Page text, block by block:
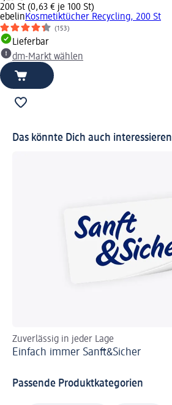
200 St (0,63 € je 100 St)
ebelinKosmetiktücher Recycling, 200 St
(153)
Lieferbar
dm-Markt wählen
Das könnte Dich auch interessieren
Zuverlässig in jeder Lage
Einfach immer Sanft&Sicher
Passende Produktkategorien